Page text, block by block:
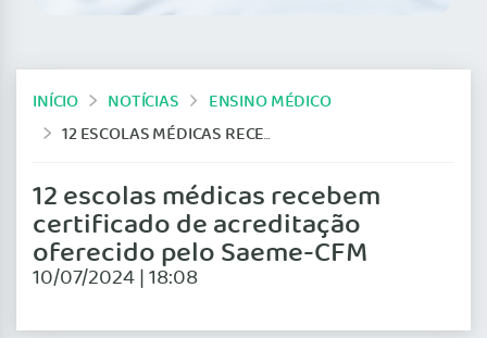
INÍCIO NOTÍCIAS
ENSINO MÉDICO
12 ESCOLAS MÉDICAS RECEBEM CERTIFICADO DE ACREDITAÇÃO OFERECIDO PELO SAEME-CFM
12 escolas médicas recebem
certificado de acreditação
oferecido pelo Saeme-CFM
10/07/2024 | 18:08